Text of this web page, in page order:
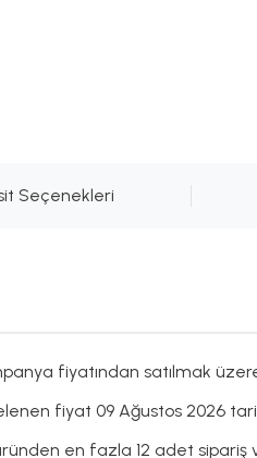
Seçenekleri
fiyatından satılmak
fiyat 09 Ağustos 2026
en fazla 12 adet sipariş